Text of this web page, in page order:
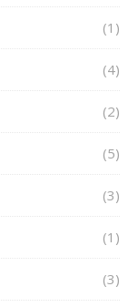
(1)
(4)
(2)
(5)
(3)
(1)
(3)